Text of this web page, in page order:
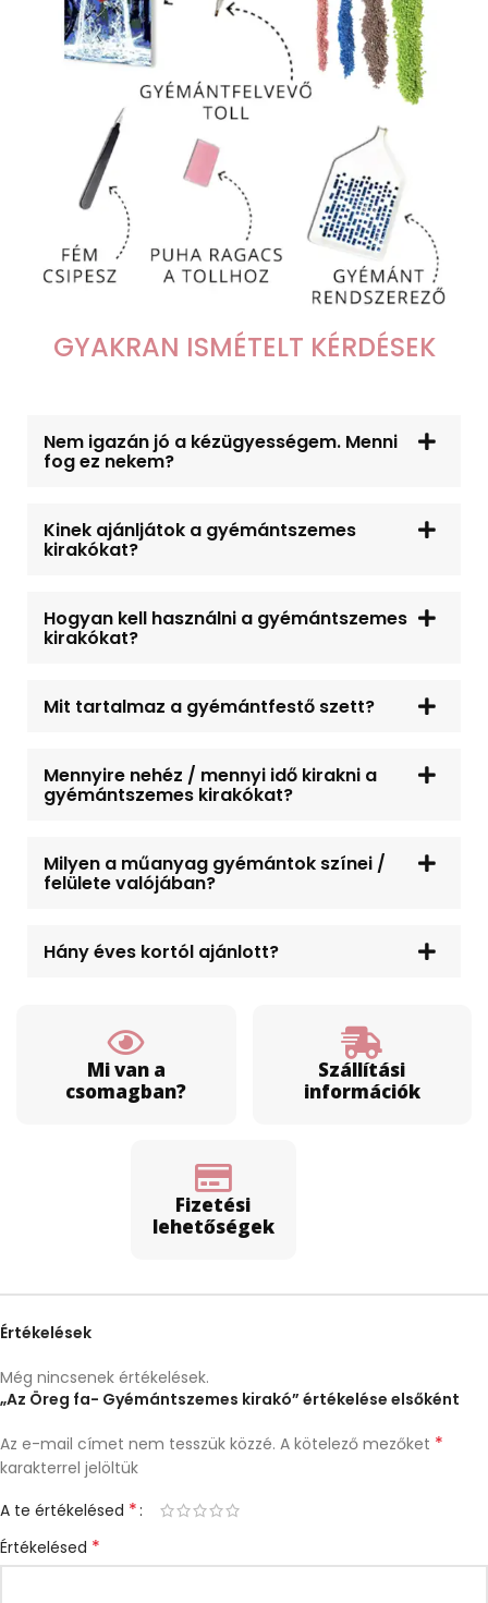
GYAKRAN ISMÉTELT KÉRDÉSEK
Nem igazán jó a kézügyességem. Menni
fog ez nekem?
Kinek ajánljátok a gyémántszemes
kirakókat?
Hogyan kell használni a gyémántszemes
kirakókat?
Mit tartalmaz a gyémántfestő szett?
Mennyire nehéz / mennyi idő kirakni a
gyémántszemes kirakókat?
Milyen a műanyag gyémántok színei /
felülete valójában?
Hány éves kortól ajánlott?
Mi van a
csomagban?
Szállítási
információk
Fizetési
lehetőségek
Értékelések
Még nincsenek értékelések.
„Az Öreg fa- Gyémántszemes kirakó” értékelése elsőként
Az e-mail címet nem tesszük közzé. A kötelező mezőket *
karakterrel jelöltük
A te értékelésed *
Értékelésed *